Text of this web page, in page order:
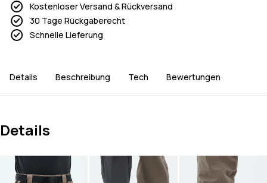
Kostenloser Versand & Rückversand
30 Tage Rückgaberecht
Schnelle Lieferung
Details Beschreibung Tech Bewertungen
Details